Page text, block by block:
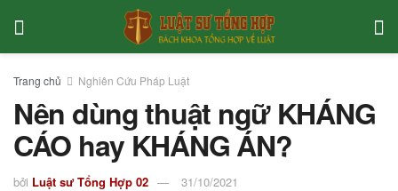
Trang chủ Nghiên Cứu Pháp Luật
Nên dùng thuật ngữ KHÁNG
CÁO hay KHÁNG ÁN?
bởi Luật sư Tổng Hợp 02 31/10/2021